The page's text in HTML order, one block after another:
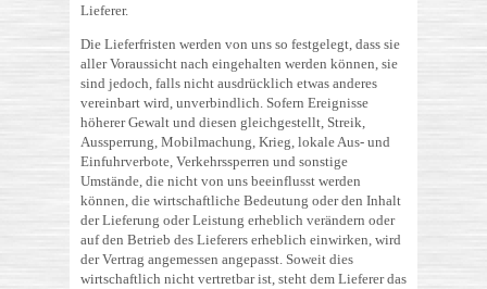
Lieferer.
Die Lieferfristen werden von uns so festgelegt, dass sie
aller Voraussicht nach eingehalten werden können, sie
sind jedoch, falls nicht ausdrücklich etwas anderes
vereinbart wird, unverbindlich. Sofern Ereignisse
höherer Gewalt und diesen gleichgestellt, Streik,
Aussperrung, Mobilmachung, Krieg, lokale Aus- und
Einfuhrverbote, Verkehrssperren und sonstige
Umstände, die nicht von uns beeinflusst werden
können, die wirtschaftliche Bedeutung oder den Inhalt
der Lieferung oder Leistung erheblich verändern oder
auf den Betrieb des Lieferers erheblich einwirken, wird
der Vertrag angemessen angepasst. Soweit dies
wirtschaftlich nicht vertretbar ist, steht dem Lieferer das